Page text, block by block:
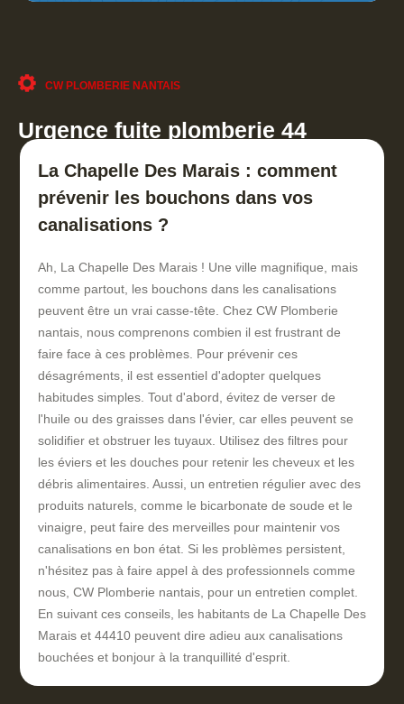
CW PLOMBERIE NANTAIS
Urgence fuite plomberie 44
La Chapelle Des Marais : comment
prévenir les bouchons dans vos
canalisations ?
Ah, La Chapelle Des Marais ! Une ville magnifique, mais
comme partout, les bouchons dans les canalisations
peuvent être un vrai casse-tête. Chez CW Plomberie
nantais, nous comprenons combien il est frustrant de
faire face à ces problèmes. Pour prévenir ces
désagréments, il est essentiel d'adopter quelques
habitudes simples. Tout d'abord, évitez de verser de
l'huile ou des graisses dans l'évier, car elles peuvent se
solidifier et obstruer les tuyaux. Utilisez des filtres pour
les éviers et les douches pour retenir les cheveux et les
débris alimentaires. Aussi, un entretien régulier avec des
produits naturels, comme le bicarbonate de soude et le
vinaigre, peut faire des merveilles pour maintenir vos
canalisations en bon état. Si les problèmes persistent,
n'hésitez pas à faire appel à des professionnels comme
nous, CW Plomberie nantais, pour un entretien complet.
En suivant ces conseils, les habitants de La Chapelle Des
Marais et 44410 peuvent dire adieu aux canalisations
bouchées et bonjour à la tranquillité d'esprit.